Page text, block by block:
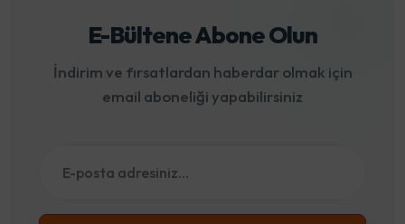
E-Bültene Abone Olun
İndirim ve fırsatlardan haberdar olmak için
email aboneliği yapabilirsiniz